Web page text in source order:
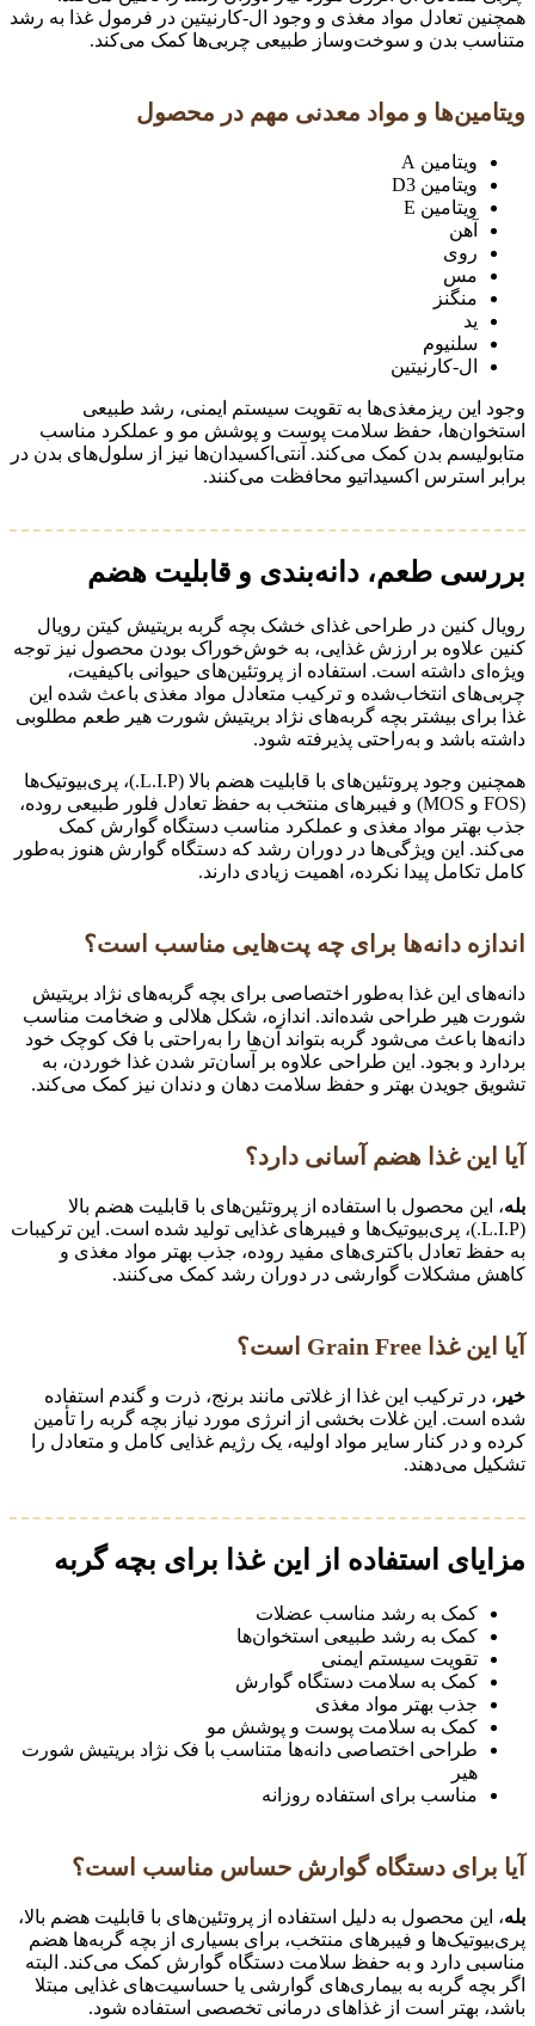
همچنین تعادل مواد مغذی و وجود ال-کارنیتین در فرمول غذا به رشد
متناسب بدن و سوخت‌وساز طبیعی چربی‌ها کمک می‌کند.
ویتامین‌ها و مواد معدنی مهم در محصول
ویتامین A
ویتامین D3
ویتامین E
آهن
روی
مس
منگنز
ید
سلنیوم
ال-کارنیتین
وجود این ریزمغذی‌ها به تقویت سیستم ایمنی، رشد طبیعی
استخوان‌ها، حفظ سلامت پوست و پوشش مو و عملکرد مناسب
متابولیسم بدن کمک می‌کند. آنتی‌اکسیدان‌ها نیز از سلول‌های بدن در
برابر استرس اکسیداتیو محافظت می‌کنند.
بررسی طعم، دانه‌بندی و قابلیت هضم
رویال کنین در طراحی غذای خشک بچه گربه بریتیش کیتن رویال
کنین علاوه بر ارزش غذایی، به خوش‌خوراک بودن محصول نیز توجه
ویژه‌ای داشته است. استفاده از پروتئین‌های حیوانی باکیفیت،
چربی‌های انتخاب‌شده و ترکیب متعادل مواد مغذی باعث شده این
غذا برای بیشتر بچه گربه‌های نژاد بریتیش شورت هیر طعم مطلوبی
داشته باشد و به‌راحتی پذیرفته شود.
همچنین وجود پروتئین‌های با قابلیت هضم بالا (L.I.P.)، پری‌بیوتیک‌ها
(FOS و MOS) و فیبرهای منتخب به حفظ تعادل فلور طبیعی روده،
جذب بهتر مواد مغذی و عملکرد مناسب دستگاه گوارش کمک
می‌کند. این ویژگی‌ها در دوران رشد که دستگاه گوارش هنوز به‌طور
کامل تکامل پیدا نکرده، اهمیت زیادی دارند.
اندازه دانه‌ها برای چه پت‌هایی مناسب است؟
دانه‌های این غذا به‌طور اختصاصی برای بچه گربه‌های نژاد بریتیش
شورت هیر طراحی شده‌اند. اندازه، شکل هلالی و ضخامت مناسب
دانه‌ها باعث می‌شود گربه بتواند آن‌ها را به‌راحتی با فک کوچک خود
بردارد و بجود. این طراحی علاوه بر آسان‌تر شدن غذا خوردن، به
تشویق جویدن بهتر و حفظ سلامت دهان و دندان نیز کمک می‌کند.
آیا این غذا هضم آسانی دارد؟
بله، این محصول با استفاده از پروتئین‌های با قابلیت هضم بالا
(L.I.P.)، پری‌بیوتیک‌ها و فیبرهای غذایی تولید شده است. این ترکیبات
به حفظ تعادل باکتری‌های مفید روده، جذب بهتر مواد مغذی و
کاهش مشکلات گوارشی در دوران رشد کمک می‌کنند.
آیا این غذا Grain Free است؟
خیر ، در ترکیب این غذا از غلاتی مانند برنج، ذرت و گندم استفاده
شده است. این غلات بخشی از انرژی مورد نیاز بچه گربه را تأمین
کرده و در کنار سایر مواد اولیه، یک رژیم غذایی کامل و متعادل را
تشکیل می‌دهند.
مزایای استفاده از این غذا برای بچه گربه
کمک به رشد مناسب عضلات
کمک به رشد طبیعی استخوان‌ها
تقویت سیستم ایمنی
کمک به سلامت دستگاه گوارش
جذب بهتر مواد مغذی
کمک به سلامت پوست و پوشش مو
طراحی اختصاصی دانه‌ها متناسب با فک نژاد بریتیش شورت
هیر
مناسب برای استفاده روزانه
آیا برای دستگاه گوارش حساس مناسب است؟
بله، این محصول به دلیل استفاده از پروتئین‌های با قابلیت هضم بالا،
پری‌بیوتیک‌ها و فیبرهای منتخب، برای بسیاری از بچه گربه‌ها هضم
مناسبی دارد و به حفظ سلامت دستگاه گوارش کمک می‌کند. البته
اگر بچه گربه به بیماری‌های گوارشی یا حساسیت‌های غذایی مبتلا
باشد، بهتر است از غذاهای درمانی تخصصی استفاده شود.